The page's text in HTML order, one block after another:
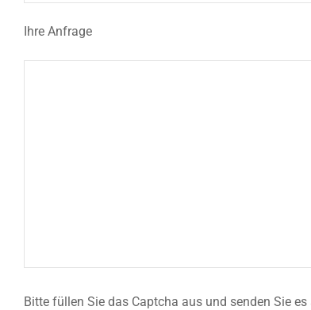
Ihre Anfrage
Bitte füllen Sie das Captcha aus und senden Sie es